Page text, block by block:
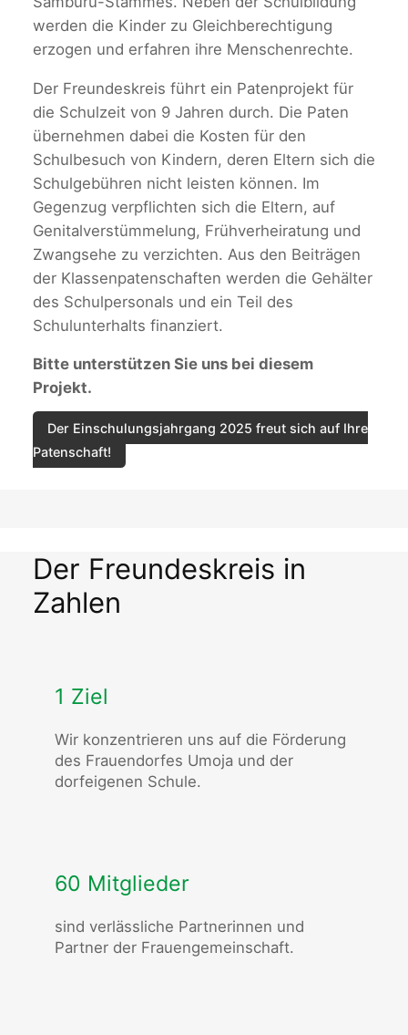
werden die Kinder zu Gleichberechtigung
erzogen und erfahren ihre Menschenrechte.
Der Freundeskreis führt ein Patenprojekt für
die Schulzeit von 9 Jahren durch. Die Paten
übernehmen dabei die Kosten für den
Schulbesuch von Kindern, deren Eltern sich die
Schulgebühren nicht leisten können. Im
Gegenzug verpflichten sich die Eltern, auf
Genitalverstümmelung, Frühverheiratung und
Zwangsehe zu verzichten. Aus den Beiträgen
der Klassenpatenschaften werden die Gehälter
des Schulpersonals und ein Teil des
Schulunterhalts finanziert.
Bitte unterstützen Sie uns bei diesem
Projekt.
Der Einschulungsjahrgang 2025 freut sich auf Ihre
Patenschaft!
Der Freundeskreis in
Zahlen
1 Ziel
Wir konzentrieren uns auf die Förderung
des Frauendorfes Umoja und der
dorfeigenen Schule.
60 Mitglieder
sind verlässliche Partnerinnen und
Partner der Frauengemeinschaft.